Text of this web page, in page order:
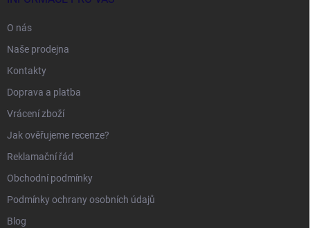
O nás
Naše prodejna
Kontakty
Doprava a platba
Vrácení zboží
Jak ověřujeme recenze?
Reklamační řád
Obchodní podmínky
Podmínky ochrany osobních údajů
Blog